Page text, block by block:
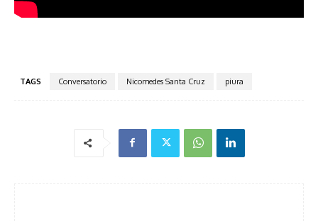
TAGS Conversatorio Nicomedes Santa Cruz piura